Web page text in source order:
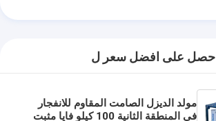
احصل على افضل سعر ل
مولد الديزل الصامت المقاوم للانفجار
في المنطقة الثانية 100 كيلو فايا مثبت